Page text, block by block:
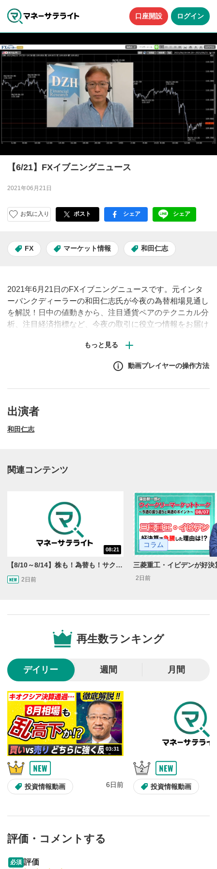
口座開設 ログイン
【6/21】FXイブニングニュース
2021年06月21日
お気に入り ポスト facebook
シェア LINE
シェア
FX マーケット情報 和田仁志
2021年6月21日のFXイブニングニュースです。元インタ
ーバンクディーラーの和田仁志氏が今夜の為替相場見通し
を解説！日中の値動きから、注目通貨ペアのテクニカル分
析、注目経済指標など、今夜の取引に役立つ情報をお届け
動画内で表示されるチャートや経済指標の画面はMATSUI
動画プレイヤーの操作方法
動画再生エリア
動画再生エリアをクリックすると、動画を再生または
一時停止します。
2
再生/一時停止
動画を再生または一時停止します。
10秒戻し/10秒送り
10秒、動画を巻き戻し/早送りします。
シークバー
再生位置を示しています。再生したい位置をクリック
するとその位置から動画が再生されます。
6
画質/再生速度の設定
画質の選択/再生速度の変更ができます。
7
音量調整
スライダーを上下すると音量が調整できます。
8
全画面表示
出演者
和田仁志
関連コンテンツ
08:21
【8/10～8/14】株も！為替も！サクッと！来週のマーケット見通し＜Next View＞
2日前
コラム
2日前
再生数ランキング
デイリー 週間 月間
03:31
投資情報動画 6日前 投資情報動画
評価・コメントする
必須 評価